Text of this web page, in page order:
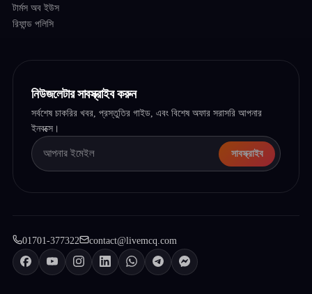
টার্মস অব ইউস
রিফান্ড পলিসি
নিউজলেটার সাবস্ক্রাইব করুন
সর্বশেষ চাকরির খবর, প্রস্তুতির গাইড, এবং বিশেষ অফার সরাসরি আপনার
ইনবক্সে।
সাবস্ক্রাইব
01701-377322 contact@livemcq.com